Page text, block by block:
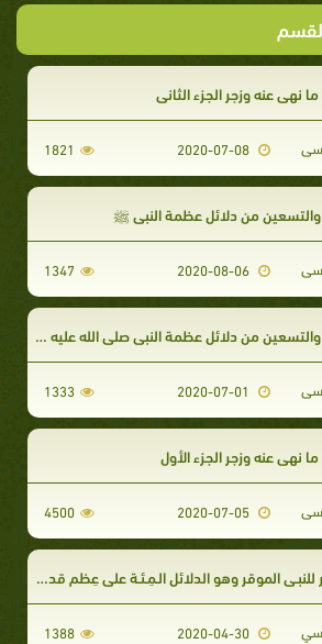
نهى عنه وزجر الجزء الثانى
2020-07-08
1821
والتسعين من دلائل عظمة النبي ﷺ
2020-08-06
1347
من دلائل عظمة النبي صلي الله عليه و سلم
1333
نهى عنه وزجر الجزء الأول
2020-07-05
4500
الـمِـئـة على عِظم قدر النبـي محمد صلى الله عليه وآله وسلم ، وبيان حقوقه السبعة عشر على الأمة
2020-04-30
1388